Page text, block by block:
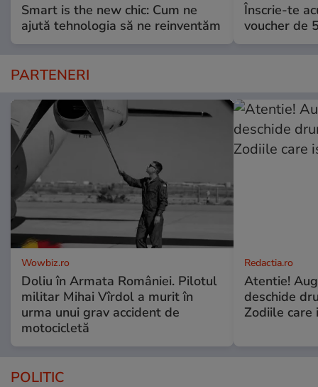
Smart is the new chic: Cum ne
ajută tehnologia să ne reinventăm
Înscrie-te
voucher de
PARTENERI
Wowbiz.ro
Doliu în Armata României. Pilotul
militar Mihai Vîrdol a murit în
urma unui grav accident de
motocicletă
Redactia.ro
Atentie!
deschide
Zodiile care
POLITIC